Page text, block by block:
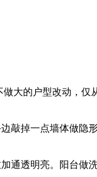
大的户型改动，
敲掉一点墙体做隐
通透明亮。阳台做